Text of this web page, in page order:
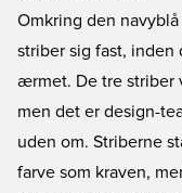
Omkring den
striber sig fast, inden
ærmet. De tre striber
men det er design-
uden om. Striberne
farve som kraven,